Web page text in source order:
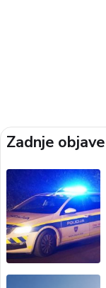
Zadnje objave